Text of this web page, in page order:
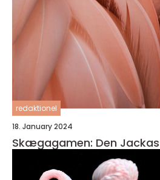
redaktionel
18. January 2024
Skægagamen: Den